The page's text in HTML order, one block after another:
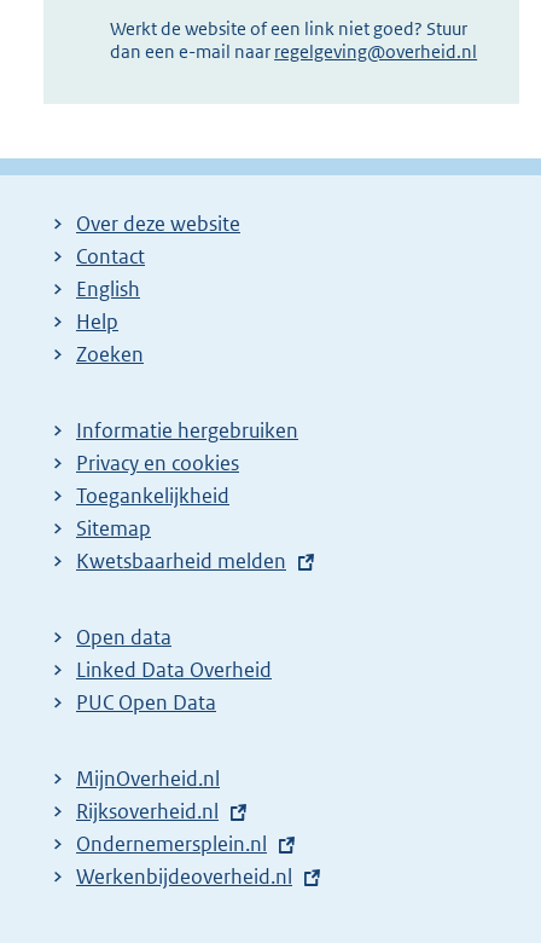
Werkt de website of een link niet goed? Stuur
dan een e-mail naar regelgeving@overheid.nl
Over deze website
Contact
English
Help
Zoeken
Informatie hergebruiken
Privacy en cookies
Toegankelijkheid
Sitemap
E
t
e
r
l
i
n
k
Kwetsbaarheid melden
Open data
Linked Data Overheid
PUC Open Data
MijnOverheid.nl
E
x
t
Rijksoverheid.nl
E
x
Ondernemersplein.nl
E
Werkenbijdeoverheid.nl